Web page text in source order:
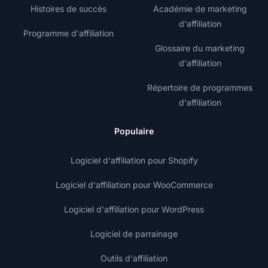
Histoires de succès
Programme d'affiliation
Académie de marketing
d'affiliation
Glossaire du marketing
d'affiliation
Répertoire de programmes
d'affiliation
Populaire
Logiciel d'affiliation pour Shopify
Logiciel d'affiliation pour WooCommerce
Logiciel d'affiliation pour WordPress
Logiciel de parrainage
Outils d'affiliation